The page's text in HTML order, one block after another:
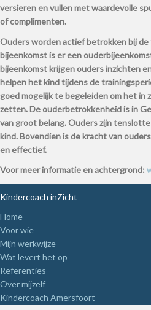
versieren en vullen met waardevolle
of complimenten.
Ouders worden actief betrokken bij de
bijeenkomst is er een
bijeenkomst krijgen ouders inzichten
helpen het kind tijdens de
goed mogelijk te begeleiden om het in
zetten. De ouderbetrokkenheid is in
van groot belang. Ouders zijn
kind. Bovendien is de kracht van
en effectief.
Voor meer informatie en achtergrond:
Kindercoach inZicht
Home
Voor wie
Mijn werkwijze
Wat levert het op
Referenties
Over mijzelf
Kindercoach Amersfoort